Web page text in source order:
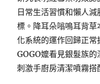
日常生活習慣和懶人
標。降耳朵嗡鳴耳背
化系統的運作回歸正常
GOGO嬤看見銀髮族
刺激手廚房清潔噴霧搭